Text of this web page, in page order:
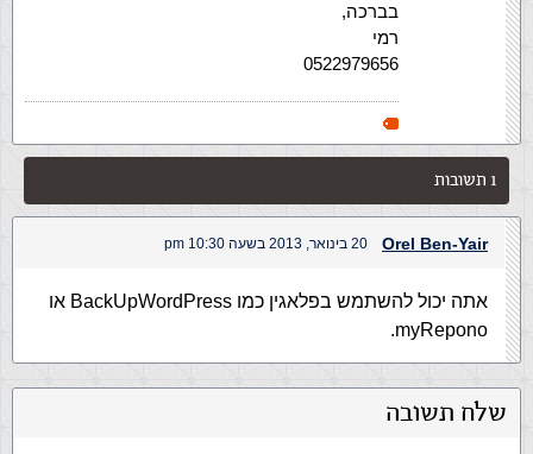
בברכה,
רמי
0522979656
1 תשובות
Orel Ben-Yair 20 בינואר, 2013 בשעה 10:30 pm
אתה יכול להשתמש בפלאגין כמו BackUpWordPress או
myRepono.
שלח תשובה